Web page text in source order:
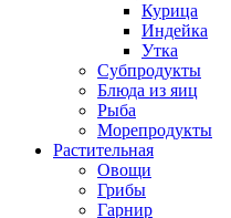
Курица
Индейка
Утка
Субпродукты
Блюда из яиц
Рыба
Морепродукты
Растительная
Овощи
Грибы
Гарнир